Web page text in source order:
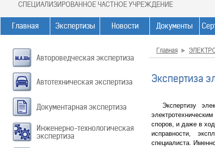
СПЕЦИАЛИЗИРОВАННОЕ ЧАСТНОЕ УЧРЕЖДЕНИЕ
Главная Экспертизы Новости Документы
Автороведческая экспертиза
Автотехническая экспертиза
Документарная экспертиза
Инженерно-технологическая
экспертиза
Главная
Экспертиза
Экспертизу
споров, и даже в
исправности,
специалиста.